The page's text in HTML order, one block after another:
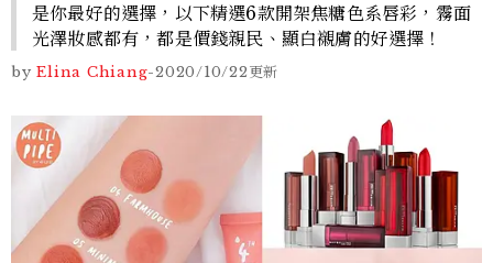
是你最好的選擇，以下精選6款開架焦糖色系唇彩，霧面
光澤妝感都有，都是價錢親民、顯白襯膚的好選擇！
by Elina Chiang-2020/10/22更新